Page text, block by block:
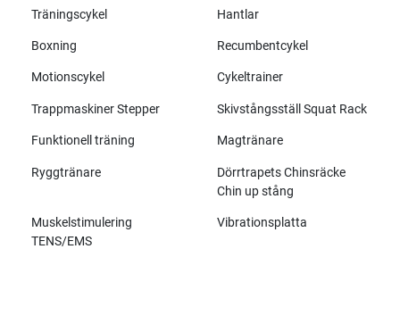
Träningscykel Hantlar
Boxning Recumbentcykel
Motionscykel Cykeltrainer
Trappmaskiner Stepper Skivstångsställ Squat Rack
Funktionell träning Magtränare
Ryggtränare
Dörrtrapets Chinsräcke
Chin up stång
Muskelstimulering
TENS/EMS
Vibrationsplatta